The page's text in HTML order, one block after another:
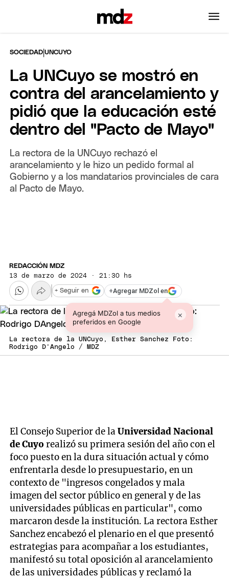
SOCIEDAD |UNCUYO
La UNCuyo se mostró en
contra del arancelamiento y
pidió que la educación esté
dentro del "Pacto de Mayo"
La rectora de la UNCuyo rechazó el
arancelamiento y le hizo un pedido formal al
Gobierno y a los mandatarios provinciales de cara
al Pacto de Mayo.
REDACCIÓN MDZ
13 de marzo de 2024 · 21:30 hs
+Agregar MDZol en
Agregá MDZol a tus medios
preferidos en Google
×
+ Seguir en
La rectora de la UNCuyo, Esther Sanchez Foto:
Rodrigo D'Angelo / MDZ
El Consejo Superior de laUniversidad Nacional
de Cuyorealizó su primera sesión del año con el
foco puesto en la dura situación actual y cómo
enfrentarla desde lo presupuestario, en un
contexto de "ingresos congelados y mala
imagen del sector público en general y de las
universidades públicas en particular", como
marcaron desde la institución. La rectora Esther
Sanchez encabezó el plenario en el que presentó
estrategias para acompañar a los estudiantes,
manifestó su total oposición al arancelamiento
de las universidades públicas y reclamó la